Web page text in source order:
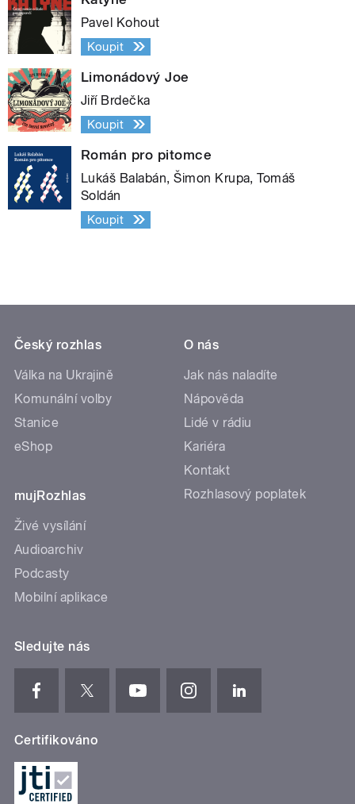
Pavel Kohout
Koupit
Limonádový Joe
Jiří Brdečka
Koupit
Román pro pitomce
Lukáš Balabán, Šimon Krupa, Tomáš
Soldán
Koupit
Český rozhlas
Válka na Ukrajině
Komunální volby
Stanice
eShop
mujRozhlas
Živé vysílání
Audioarchiv
Podcasty
Mobilní aplikace
O nás
Jak nás naladíte
Nápověda
Lidé v rádiu
Kariéra
Kontakt
Rozhlasový poplatek
Sledujte nás
Certifikováno